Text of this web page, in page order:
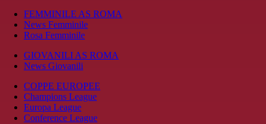
FEMMINILE AS ROMA
News Femminile
Rosa Femminile
GIOVANILI AS ROMA
News Giovanili
COPPE EUROPEE
Champions League
Europa League
Conference League